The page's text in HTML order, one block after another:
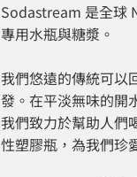
Sodastream 是全球
專用水瓶與糖漿。
我們悠遠的傳統可以
發。在平淡無味的開
我們致力於幫助人們
性塑膠瓶，為我們珍